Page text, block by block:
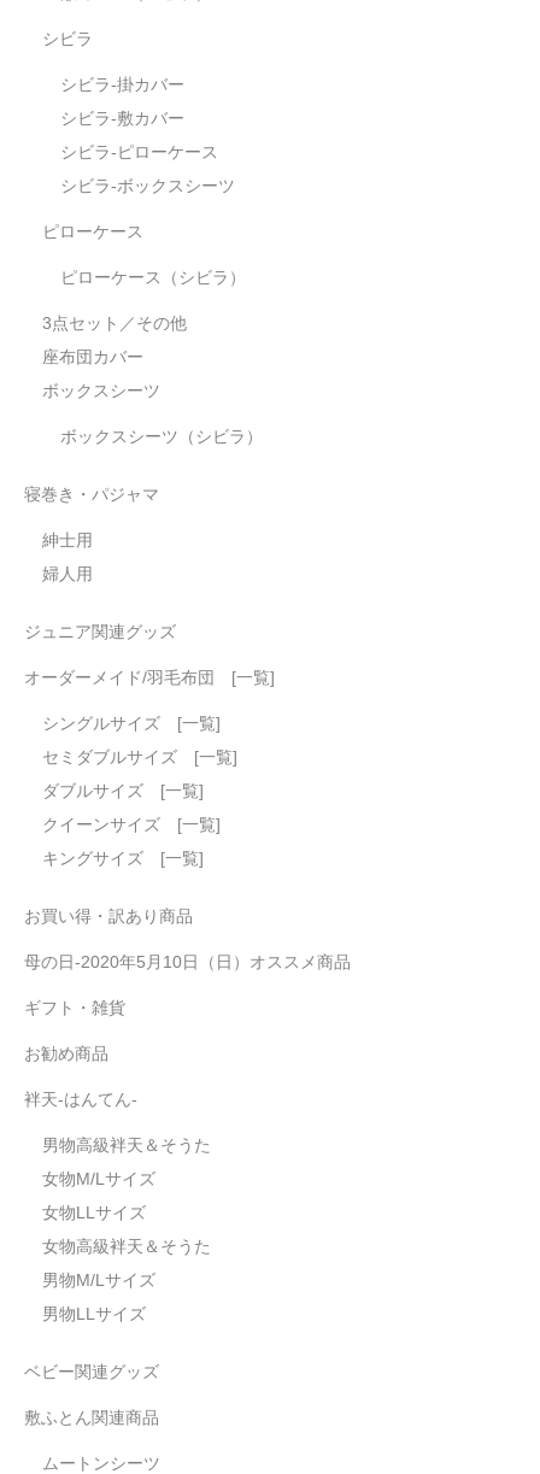
シビラ
シビラ-掛カバー
シビラ-敷カバー
シビラ-ピローケース
シビラ-ボックスシーツ
ピローケース
ピローケース（シビラ）
3点セット／その他
座布団カバー
ボックスシーツ
ボックスシーツ（シビラ）
寝巻き・パジャマ
紳士用
婦人用
ジュニア関連グッズ
オーダーメイド/羽毛布団 [一覧]
シングルサイズ [一覧]
セミダブルサイズ [一覧]
ダブルサイズ [一覧]
クイーンサイズ [一覧]
キングサイズ [一覧]
お買い得・訳あり商品
母の日-2020年5月10日（日）オススメ商品
ギフト・雑貨
お勧め商品
袢天-はんてん-
男物高級袢天＆そうた
女物M/Lサイズ
女物LLサイズ
女物高級袢天＆そうた
男物M/Lサイズ
男物LLサイズ
ベビー関連グッズ
敷ふとん関連商品
ムートンシーツ